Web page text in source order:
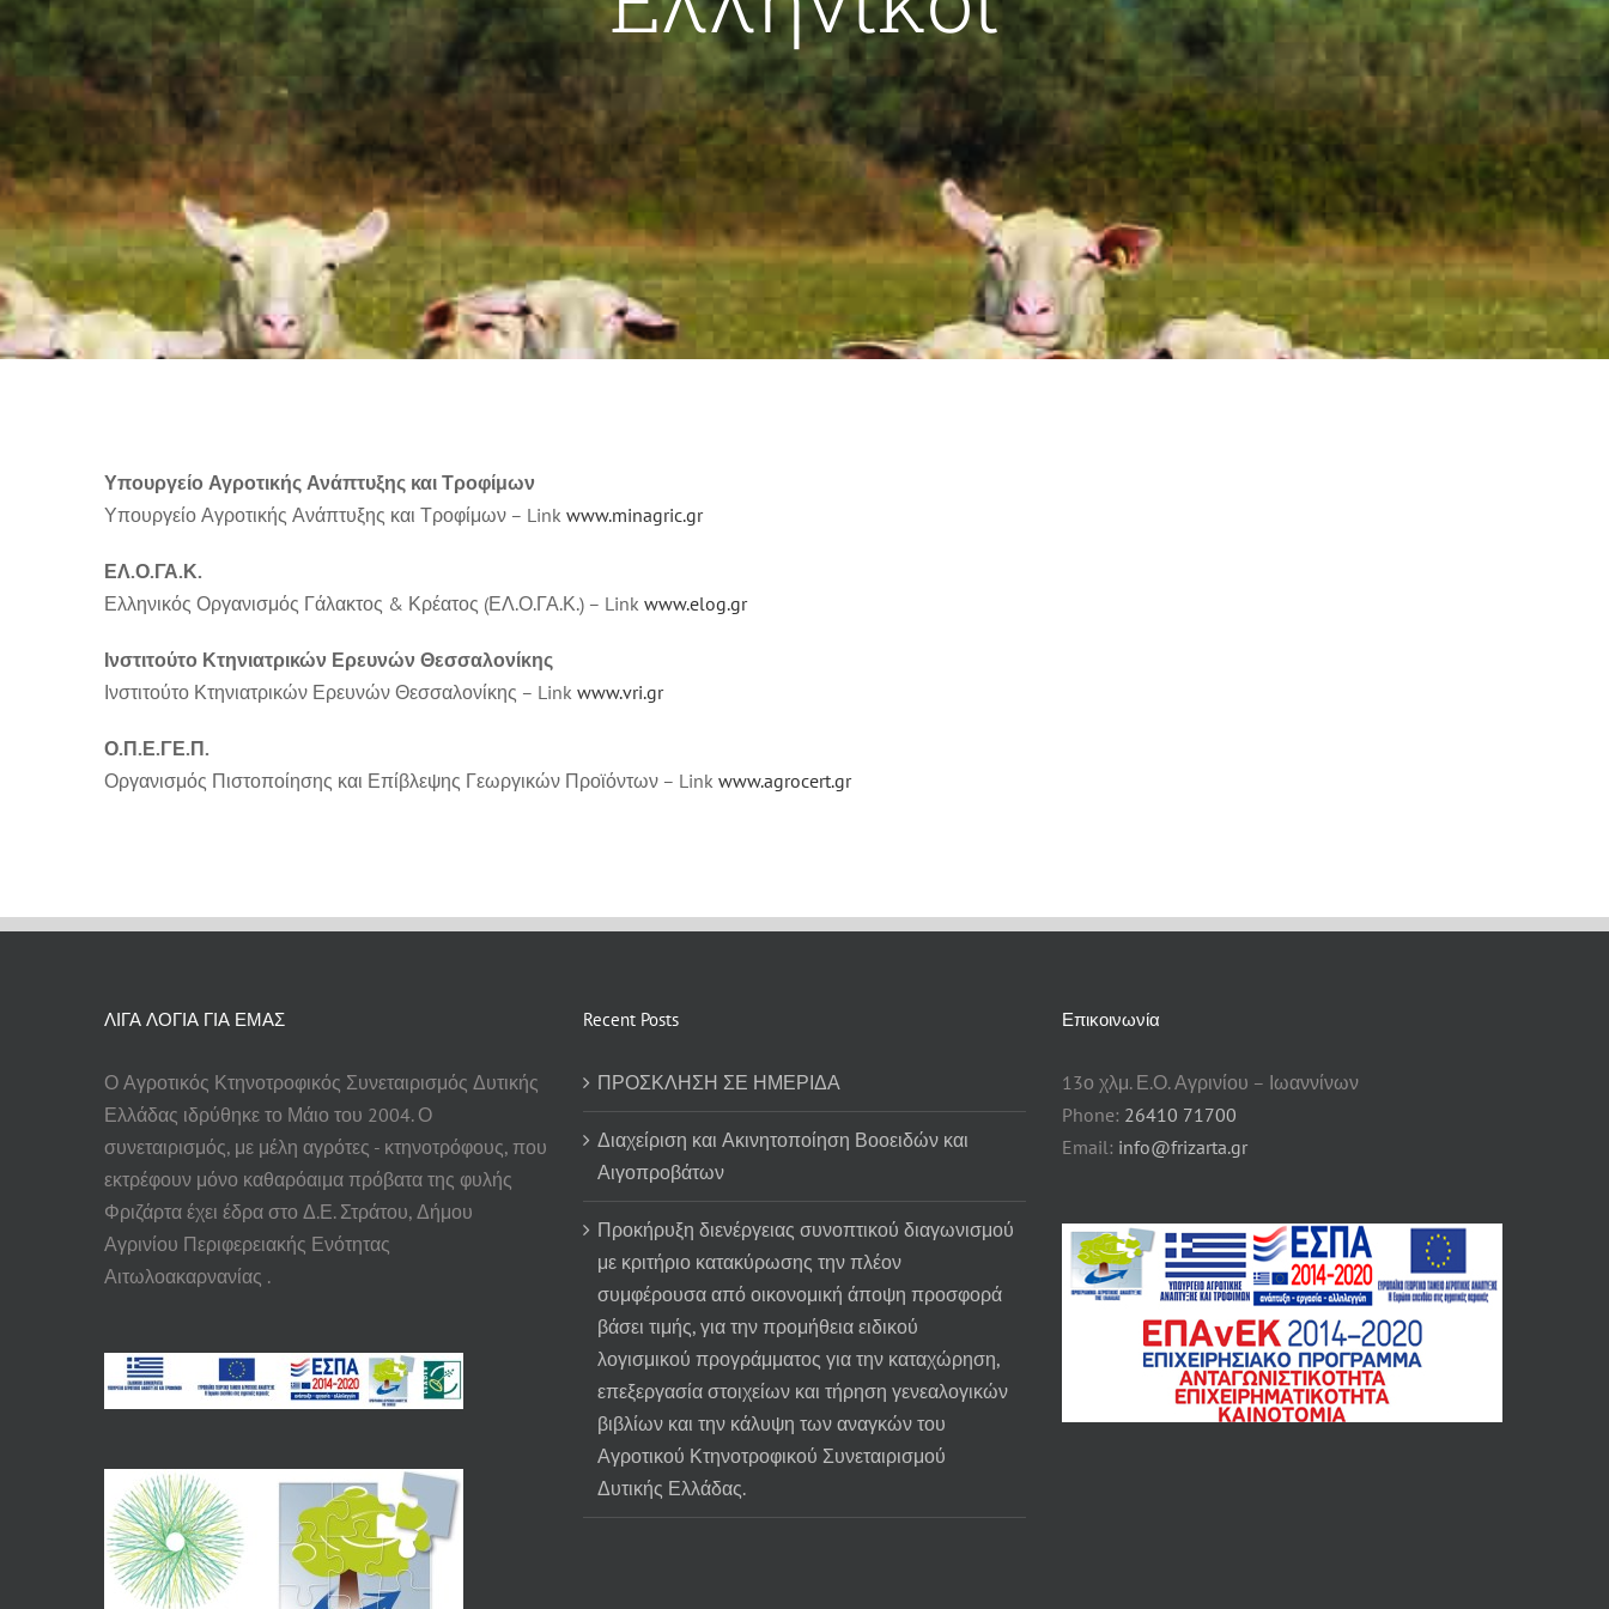
Υπουργείο Αγροτικής Ανάπτυξης και Τροφίμων
Υπουργείο Αγροτικής Ανάπτυξης και Τροφίμων – Link www.minagric.gr
ΕΛ.Ο.ΓΑ.Κ.
Ελληνικός Οργανισμός Γάλακτος & Κρέατος (ΕΛ.Ο.ΓΑ.Κ.) – Link www.elog.gr
Ινστιτούτο Κτηνιατρικών Ερευνών Θεσσαλονίκης
Ινστιτούτο Κτηνιατρικών Ερευνών Θεσσαλονίκης – Link www.vri.gr
Ο.Π.Ε.ΓΕ.Π.
Οργανισμός Πιστοποίησης και Επίβλεψης Γεωργικών Προϊόντων – Link www.agrocert.gr
ΛΙΓΑ ΛΟΓΙΑ ΓΙΑ ΕΜΑΣ
Ο Αγροτικός Κτηνοτροφικός Συνεταιρισμός Δυτικής
Ελλάδας ιδρύθηκε το Μάιο του 2004. Ο
συνεταιρισμός, με μέλη αγρότες - κτηνοτρόφους, που
εκτρέφουν μόνο καθαρόαιμα πρόβατα της φυλής
Φριζάρτα έχει έδρα στο Δ.Ε. Στράτου, Δήμου
Αγρινίου Περιφερειακής Ενότητας
Αιτωλοακαρνανίας .
Recent Posts
ΠΡΟΣΚΛΗΣΗ ΣΕ ΗΜΕΡΙΔΑ
Διαχείριση και Ακινητοποίηση Βοοειδών και
Αιγοπροβάτων
Προκήρυξη διενέργειας συνοπτικού διαγωνισμού
με κριτήριο κατακύρωσης την πλέον
συμφέρουσα από οικονομική άποψη προσφορά
βάσει τιμής, για την προμήθεια ειδικού
λογισμικού προγράμματος για την καταχώρηση,
επεξεργασία στοιχείων και τήρηση γενεαλογικών
βιβλίων και την κάλυψη των αναγκών του
Αγροτικού Κτηνοτροφικού Συνεταιρισμού
Δυτικής Ελλάδας.
Επικοινωνία
13ο χλμ. Ε.Ο. Αγρινίου – Ιωαννίνων
Phone: 26410 71700
Email: info@frizarta.gr